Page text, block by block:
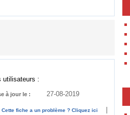
utilisateurs :
à jour le : 27-08-2019
Cette fiche a un problème ? Cliquez ici